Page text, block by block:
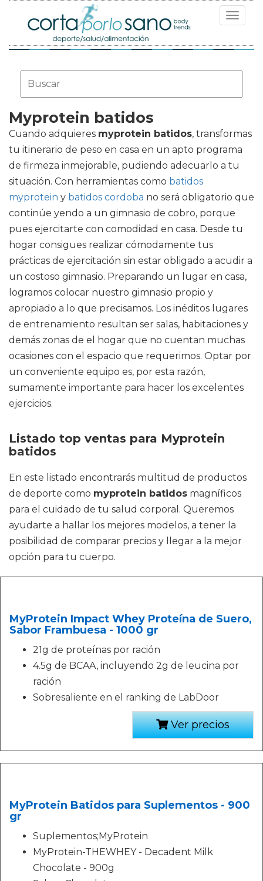
Toggle
Myprotein batidos
Cuando adquieres myprotein batidos, transformas
tu itinerario de peso en casa en un apto programa
de firmeza inmejorable, pudiendo adecuarlo a tu
situación. Con herramientas como batidos
myprotein y batidos cordoba no será obligatorio que
continúe yendo a un gimnasio de cobro, porque
pues ejercitarte con comodidad en casa. Desde tu
hogar consigues realizar cómodamente tus
prácticas de ejercitación sin estar obligado a acudir a
un costoso gimnasio. Preparando un lugar en casa,
logramos colocar nuestro gimnasio propio y
apropiado a lo que precisamos. Los inéditos lugares
de entrenamiento resultan ser salas, habitaciones y
demás zonas de el hogar que no cuentan muchas
ocasiones con el espacio que requerimos. Optar por
un conveniente equipo es, por esta razón,
sumamente importante para hacer los excelentes
ejercicios.
Listado top ventas para Myprotein
batidos
En este listado encontrarás multitud de productos
de deporte como myprotein batidos magníficos
para el cuidado de tu salud corporal. Queremos
ayudarte a hallar los mejores modelos, a tener la
posibilidad de comparar precios y llegar a la mejor
opción para tu cuerpo.
MyProtein Impact Whey Proteína de Suero,
Sabor Frambuesa - 1000 gr
21g de proteínas por ración
4.5g de BCAA, incluyendo 2g de leucina por
ración
Sobresaliente en el ranking de LabDoor
Ver precios
MyProtein Batidos para Suplementos - 900
gr
Suplementos;MyProtein
MyProtein-THEWHEY - Decadent Milk
Chocolate - 900g